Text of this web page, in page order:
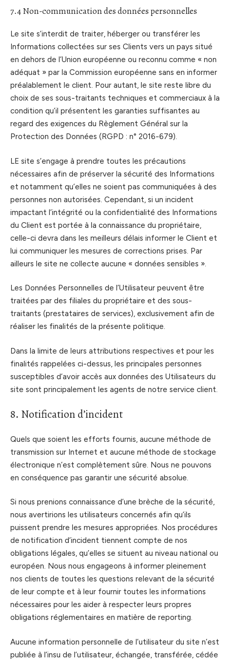
7.4 Non-communication des données personnelles
Le site s’interdit de traiter, héberger ou transférer les
Informations collectées sur ses Clients vers un pays situé
en dehors de l’Union européenne ou reconnu comme « non
adéquat » par la Commission européenne sans en informer
préalablement le client. Pour autant, le site reste libre du
choix de ses sous-traitants techniques et commerciaux à la
condition qu’il présentent les garanties suffisantes au
regard des exigences du Règlement Général sur la
Protection des Données (RGPD : n° 2016-679).
LE site s’engage à prendre toutes les précautions
nécessaires afin de préserver la sécurité des Informations
et notamment qu’elles ne soient pas communiquées à des
personnes non autorisées. Cependant, si un incident
impactant l’intégrité ou la confidentialité des Informations
du Client est portée à la connaissance du propriétaire,
celle-ci devra dans les meilleurs délais informer le Client et
lui communiquer les mesures de corrections prises. Par
ailleurs le site ne collecte aucune « données sensibles ».
Les Données Personnelles de l’Utilisateur peuvent être
traitées par des filiales du propriétaire et des sous-
traitants (prestataires de services), exclusivement afin de
réaliser les finalités de la présente politique.
Dans la limite de leurs attributions respectives et pour les
finalités rappelées ci-dessus, les principales personnes
susceptibles d’avoir accès aux données des Utilisateurs du
site sont principalement les agents de notre service client.
8. Notification d’incident
Quels que soient les efforts fournis, aucune méthode de
transmission sur Internet et aucune méthode de stockage
électronique n’est complètement sûre. Nous ne pouvons
en conséquence pas garantir une sécurité absolue.
Si nous prenions connaissance d’une brèche de la sécurité,
nous avertirions les utilisateurs concernés afin qu’ils
puissent prendre les mesures appropriées. Nos procédures
de notification d’incident tiennent compte de nos
obligations légales, qu’elles se situent au niveau national ou
européen. Nous nous engageons à informer pleinement
nos clients de toutes les questions relevant de la sécurité
de leur compte et à leur fournir toutes les informations
nécessaires pour les aider à respecter leurs propres
obligations réglementaires en matière de reporting.
Aucune information personnelle de l’utilisateur du site n’est
publiée à l’insu de l’utilisateur, échangée, transférée, cédée